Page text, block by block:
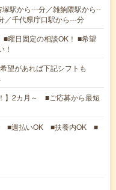
駅から---分／雑餉隈駅から--
／千代県庁口駅から---分
曜日固定の相談OK！ ■希望
！
望があれば下記シフトも
】2カ月～ ■ご応募から最短
■週払いOK ■扶養内OK ■